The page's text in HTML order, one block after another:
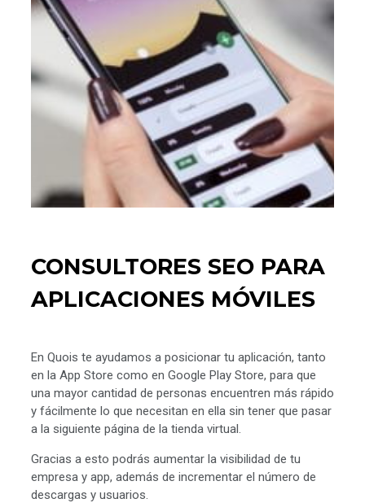
CONSULTORES SEO PARA
APLICACIONES MÓVILES
En Quois te ayudamos a posicionar tu aplicación, tanto
en la App Store como en Google Play Store, para que
una mayor cantidad de personas encuentren más rápido
y fácilmente lo que necesitan en ella sin tener que pasar
a la siguiente página de la tienda virtual.
Gracias a esto podrás aumentar la visibilidad de tu
empresa y app, además de incrementar el número de
descargas y usuarios.